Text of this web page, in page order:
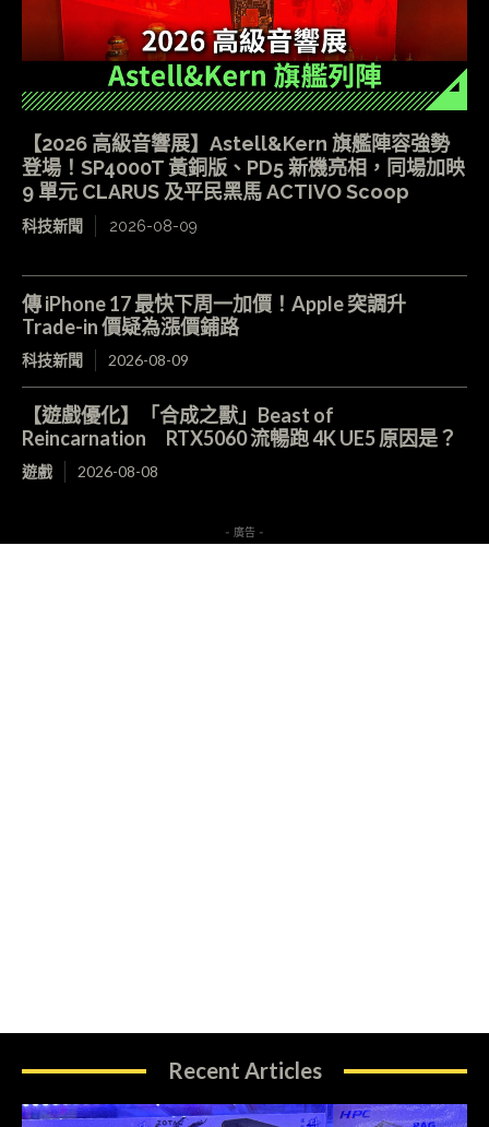
【2026 高級音響展】Astell&Kern 旗艦陣容強勢
登場！SP4000T 黃銅版、PD5 新機亮相，同場加映
9 單元 CLARUS 及平民黑馬 ACTIVO Scoop
科技新聞 2026-08-09
傳 iPhone 17 最快下周一加價！Apple 突調升
Trade-in 價疑為漲價鋪路
科技新聞 2026-08-09
【遊戲優化】「合成之獸」Beast of
Reincarnation RTX5060 流暢跑 4K UE5 原因是？
遊戲 2026-08-08
- 廣告 -
Recent Articles